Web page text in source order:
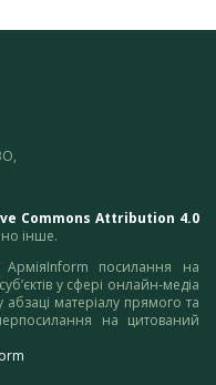
Commons Attribution 4.0
інше.
АрміяInform посилання на
у сфері онлайн-медіа
матеріалу прямого та
на цитований